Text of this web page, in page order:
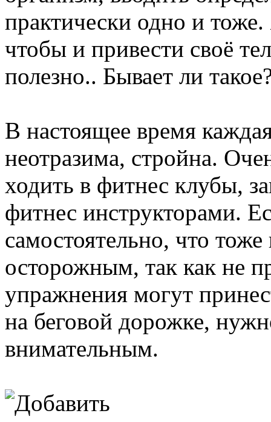
практически одно и
чтобы и привести своё
полезно.. Бывает ли
В настоящее время
неотразима, стройна.
ходить в фитнес клубы,
фитнес инструкторами.
самостоятельно, что
осторожным, так как не
упражнения могут
на беговой дорожке,
внимательным.